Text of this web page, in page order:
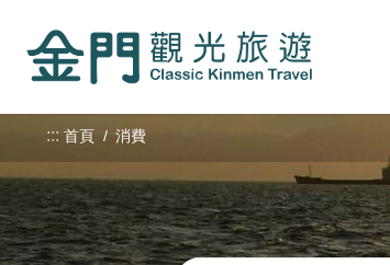
內
::: 首頁 消費